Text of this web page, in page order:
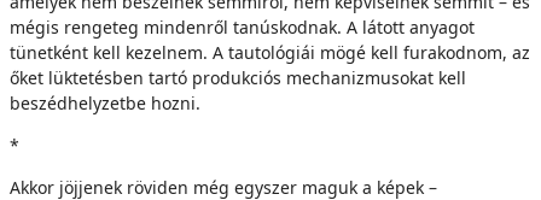
mégis rengeteg mindenről tanúskodnak. A látott anyagot
tünetként kell kezelnem. A tautológiái mögé kell furakodnom, az
őket lüktetésben tartó produkciós mechanizmusokat kell
beszédhelyzetbe hozni.
*
Akkor jöjjenek röviden még egyszer maguk a képek –